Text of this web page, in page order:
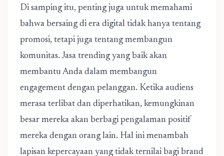
Di samping itu, penting juga untuk memahami
bahwa bersaing di era digital tidak hanya tentang
promosi, tetapi juga tentang membangun
komunitas. Jasa trending yang baik akan
membantu Anda dalam membangun
engagement dengan pelanggan. Ketika audiens
merasa terlibat dan diperhatikan, kemungkinan
besar mereka akan berbagi pengalaman positif
mereka dengan orang lain. Hal ini menambah
lapisan kepercayaan yang tidak ternilai bagi brand